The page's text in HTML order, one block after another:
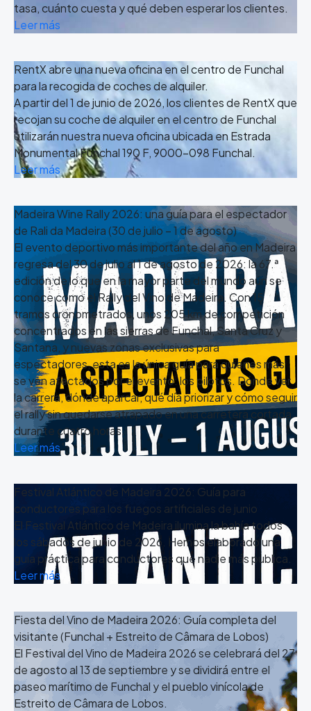
tasa, cuánto cuesta y qué deben esperar los clientes.
Leer más
RentX abre una nueva oficina en el centro de Funchal
para la recogida de coches de alquiler.
A partir del 1 de junio de 2026, los clientes de RentX que
recojan su coche de alquiler en el centro de Funchal
utilizarán nuestra nueva oficina ubicada en Estrada
Monumental Funchal 190 F, 9000-098 Funchal.
Leer más
Madeira Wine Rally 2026: una guía para el espectador
de Rali da Madeira (30 de julio – 1 de agosto)
El evento deportivo más importante del año en Madeira
regresa del 30 de julio al 1 de agosto de 2026: la 67.ª
edición de lo que en la mayor parte del mundo aún se
conoce como el Rally del Vino de Madeira. Con 15
tramos cronometrados, unos 205 km de competición
concentrados en las sierras de Funchal, Santa Cruz y
Santana, y nuevas zonas exclusivas para
espectadores, esta es la única guía para quienes más
se ven afectados por el evento: los pilotos. Dónde ver
la carrera, dónde aparcar, qué día priorizar y cómo seguir
el rally sin quedarse atrapado en una carretera cortada
durante cuatro horas.
Leer más
Festival Atlántico de Madeira 2026: Guía para
conductores para los fuegos artificiales de junio
El Festival Atlántico de Madeira ilumina la bahía todos
los sábados de junio de 2026. Hemos elaborado una
guía práctica para conductores que nadie más publica.
Leer más
Fiesta del Vino de Madeira 2026: Guía completa del
visitante (Funchal + Estreito de Câmara de Lobos)
El Festival del Vino de Madeira 2026 se celebrará del 27
de agosto al 13 de septiembre y se dividirá entre el
paseo marítimo de Funchal y el pueblo vinícola de
Estreito de Câmara de Lobos.